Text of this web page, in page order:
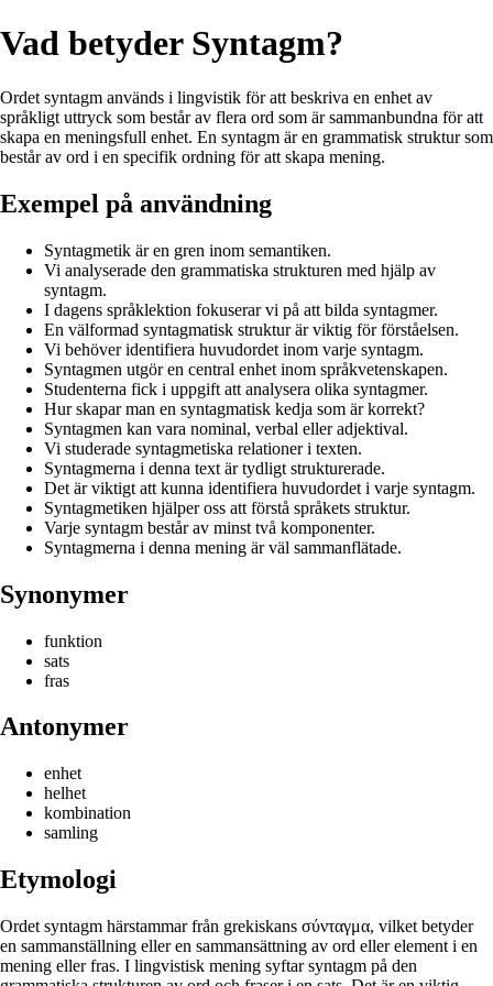
Vad betyder Syntagm?
Ordet syntagm används i lingvistik för att beskriva en enhet av
språkligt uttryck som består av flera ord som är sammanbundna för att
skapa en meningsfull enhet. En syntagm är en grammatisk struktur som
består av ord i en specifik ordning för att skapa mening.
Exempel på användning
Syntagmetik är en gren inom semantiken.
Vi analyserade den grammatiska strukturen med hjälp av
syntagm.
I dagens språklektion fokuserar vi på att bilda syntagmer.
En välformad syntagmatisk struktur är viktig för förståelsen.
Vi behöver identifiera huvudordet inom varje syntagm.
Syntagmen utgör en central enhet inom språkvetenskapen.
Studenterna fick i uppgift att analysera olika syntagmer.
Hur skapar man en syntagmatisk kedja som är korrekt?
Syntagmen kan vara nominal, verbal eller adjektival.
Vi studerade syntagmetiska relationer i texten.
Syntagmerna i denna text är tydligt strukturerade.
Det är viktigt att kunna identifiera huvudordet i varje syntagm.
Syntagmetiken hjälper oss att förstå språkets struktur.
Varje syntagm består av minst två komponenter.
Syntagmerna i denna mening är väl sammanflätade.
Synonymer
funktion
sats
fras
Antonymer
enhet
helhet
kombination
samling
Etymologi
Ordet syntagm härstammar från grekiskans σύνταγμα, vilket betyder
en sammanställning eller en sammansättning av ord eller element i en
mening eller fras. I lingvistisk mening syftar syntagm på den